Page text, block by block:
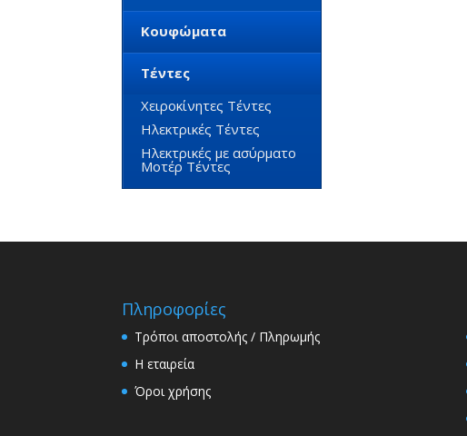
Κουφώματα
Τέντες
Χειροκίνητες Τέντες
Ηλεκτρικές Τέντες
Ηλεκτρικές με ασύρματο
Μοτέρ Τέντες
Πληροφορίες
Τρόποι αποστολής / Πληρωμής
Η εταιρεία
Όροι χρήσης